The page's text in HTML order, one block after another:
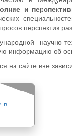
и
перспектив
научно-
информацию об
на сайте вне
в